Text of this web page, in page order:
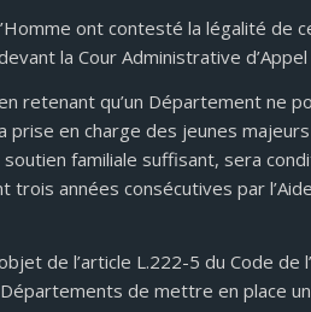
ont contesté la légalité de
la Cour Administrative d’Appel
retenant qu’un Département ne
prise en charge des jeunes
familiale suffisant, sera
années consécutives par
de l’article L.222-5 du Code de
de mettre en place